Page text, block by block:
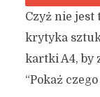
Czyż nie jest
krytyka
kartki A4, by
“Pokaż